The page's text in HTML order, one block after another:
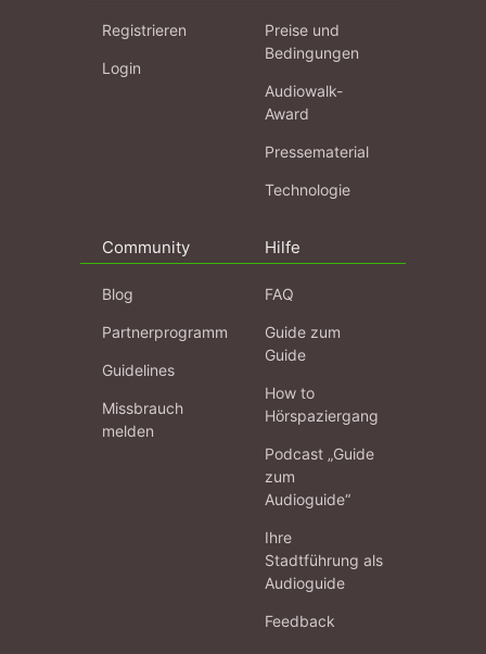
Registrieren
Login
Preise und
Bedingungen
Audiowalk-
Award
Pressematerial
Technologie
Community
Blog
Partnerprogramm
Guidelines
Missbrauch
melden
Hilfe
FAQ
Guide zum
Guide
How to
Hörspaziergang
Podcast „Guide
zum
Audioguide“
Ihre
Stadtführung als
Audioguide
Feedback